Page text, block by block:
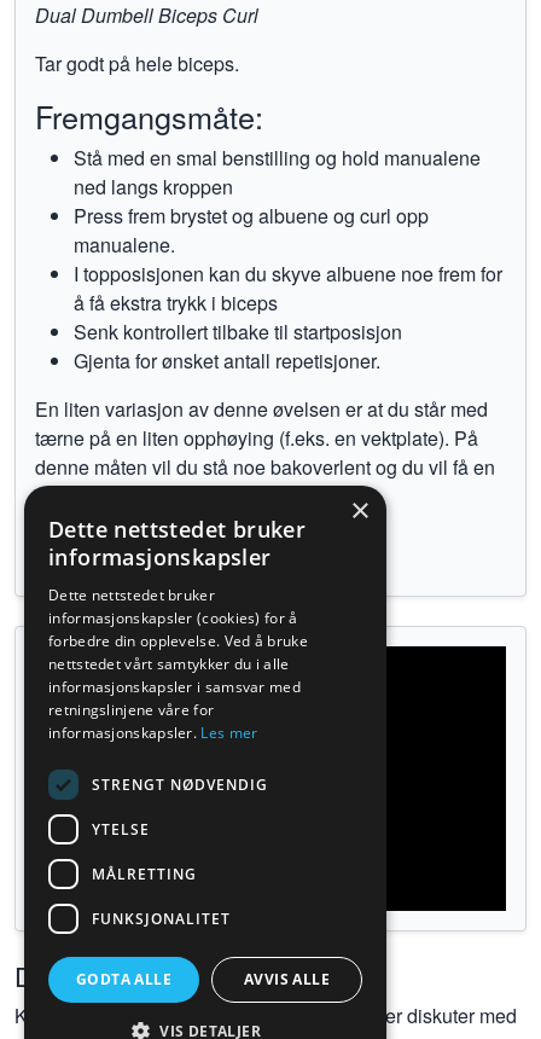
Dual Dumbell Biceps Curl
Tar godt på hele biceps.
Fremgangsmåte:
Stå med en smal benstilling og hold manualene
ned langs kroppen
Press frem brystet og albuene og curl opp
manualene.
I topposisjonen kan du skyve albuene noe frem for
å få ekstra trykk i biceps
Senk kontrollert tilbake til startposisjon
Gjenta for ønsket antall repetisjoner.
En liten variasjon av denne øvelsen er at du står med
tærne på en liten opphøying (f.eks. en vektplate). På
denne måten vil du stå noe bakoverlent og du vil få en
lengre arbeidsbane.
Tilbake til øvelser
Diskusjoner
Kom gjerne med kommentarer, spørsmål eller diskuter med
×
Dette nettstedet bruker
informasjonskapsler
Dette nettstedet bruker
informasjonskapsler (cookies) for å
forbedre din opplevelse. Ved å bruke
nettstedet vårt samtykker du i alle
informasjonskapsler i samsvar med
retningslinjene våre for
informasjonskapsler. Les mer
STRENGT NØDVENDIG
YTELSE
MÅLRETTING
FUNKSJONALITET
GODTA ALLE AVVIS ALLE
VIS DETALJER